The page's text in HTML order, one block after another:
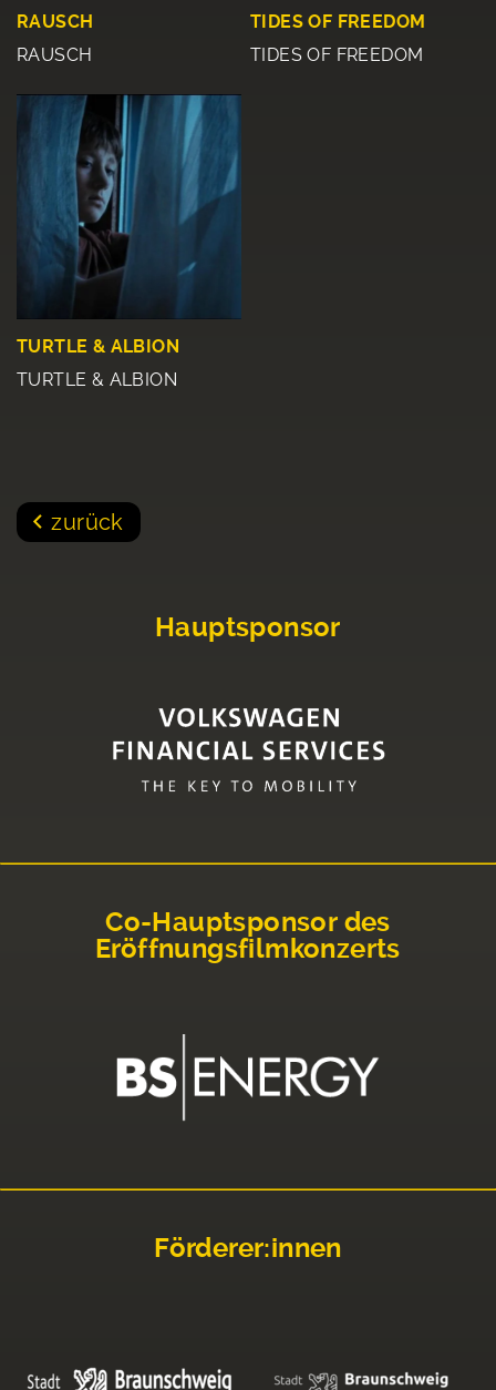
RAUSCH
RAUSCH
TIDES OF FREEDOM
TIDES OF FREEDOM
TURTLE & ALBION
TURTLE & ALBION
zurück
Hauptsponsor
Co-Hauptsponsor des
Eröffnungsfilmkonzerts
Förderer:innen